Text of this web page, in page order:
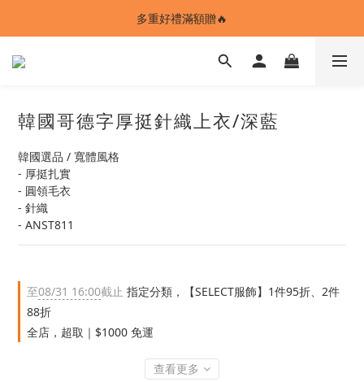
ANSTMADE｜任兩件送5%購物金💰
多重好禮滿額贈🔥
ANSTMADE｜任兩件送5%購物金💰
韓國哥德字厚挺針織上衣/深藍
韓國選品 / 寬體風格
- 厚挺扎實
- 圓領毛衣
- 針織
- ANST811
至08/31 16:00截止 指定分類，【SELECT服飾】1件95折、2件
88折
全店，超取｜$1000 免運
查看更多